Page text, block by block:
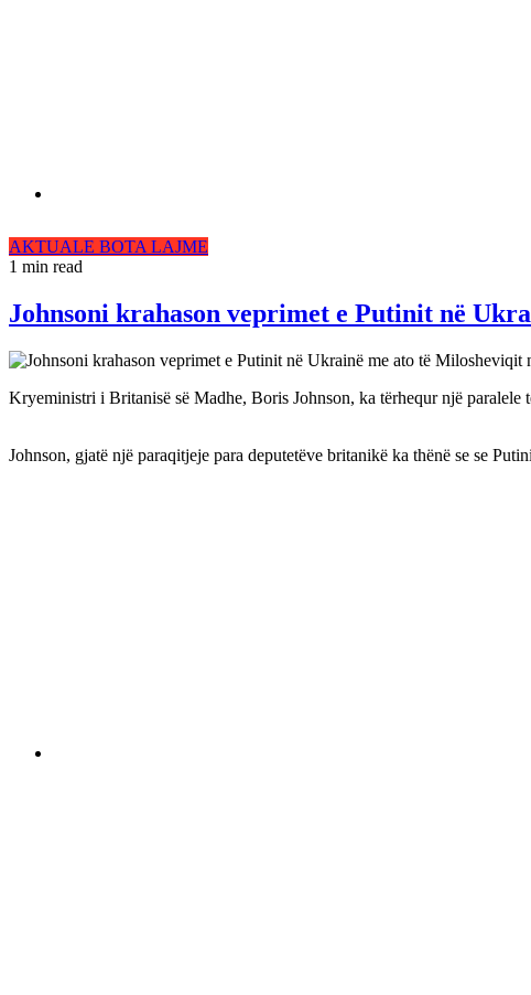
AKTUALE BOTA LAJME
1 min read
Johnsoni krahason veprimet e Putinit në
Kryeministri i Britanisë së Madhe, Boris Johnson, ka tërhequr një
Johnson, gjatë një paraqitjeje para deputetëve britanikë ka thënë se se